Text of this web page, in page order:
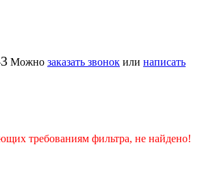
Можно заказать звонок или написать
требованиям фильтра, не найдено!